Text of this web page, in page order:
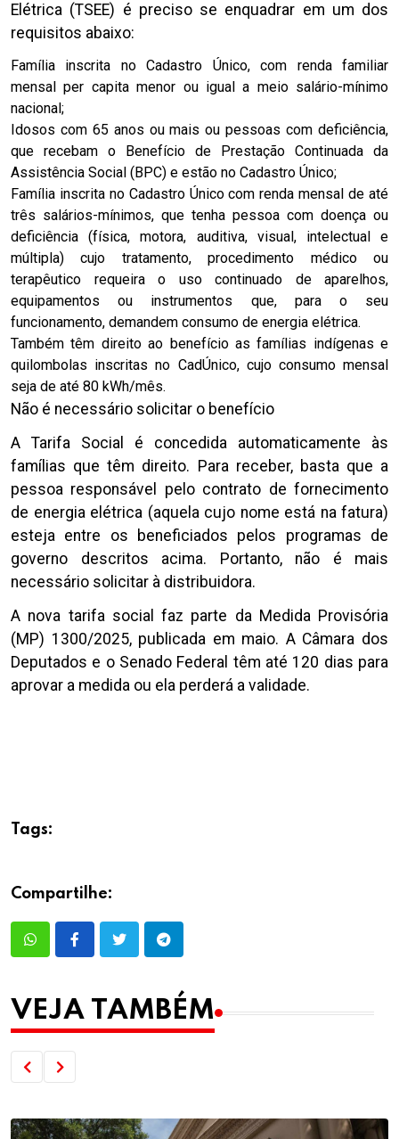
Elétrica (TSEE) é preciso se enquadrar em um dos
requisitos abaixo:
Família inscrita no Cadastro Único, com renda familiar
mensal per capita menor ou igual a meio salário-mínimo
nacional;
Idosos com 65 anos ou mais ou pessoas com deficiência,
que recebam o Benefício de Prestação Continuada da
Assistência Social (BPC) e estão no Cadastro Único;
Família inscrita no Cadastro Único com renda mensal de até
três salários-mínimos, que tenha pessoa com doença ou
deficiência (física, motora, auditiva, visual, intelectual e
múltipla) cujo tratamento, procedimento médico ou
terapêutico requeira o uso continuado de aparelhos,
equipamentos ou instrumentos que, para o seu
funcionamento, demandem consumo de energia elétrica.
Também têm direito ao benefício as famílias indígenas e
quilombolas inscritas no CadÚnico, cujo consumo mensal
seja de até 80 kWh/mês.
Não é necessário solicitar o benefício
A Tarifa Social é concedida automaticamente às
famílias que têm direito. Para receber, basta que a
pessoa responsável pelo contrato de fornecimento
de energia elétrica (aquela cujo nome está na fatura)
esteja entre os beneficiados pelos programas de
governo descritos acima. Portanto, não é mais
necessário solicitar à distribuidora.
A nova tarifa social faz parte da Medida Provisória
(MP) 1300/2025, publicada em maio. A Câmara dos
Deputados e o Senado Federal têm até 120 dias para
aprovar a medida ou ela perderá a validade.
Tags:
Compartilhe:
VEJA TAMBÉM